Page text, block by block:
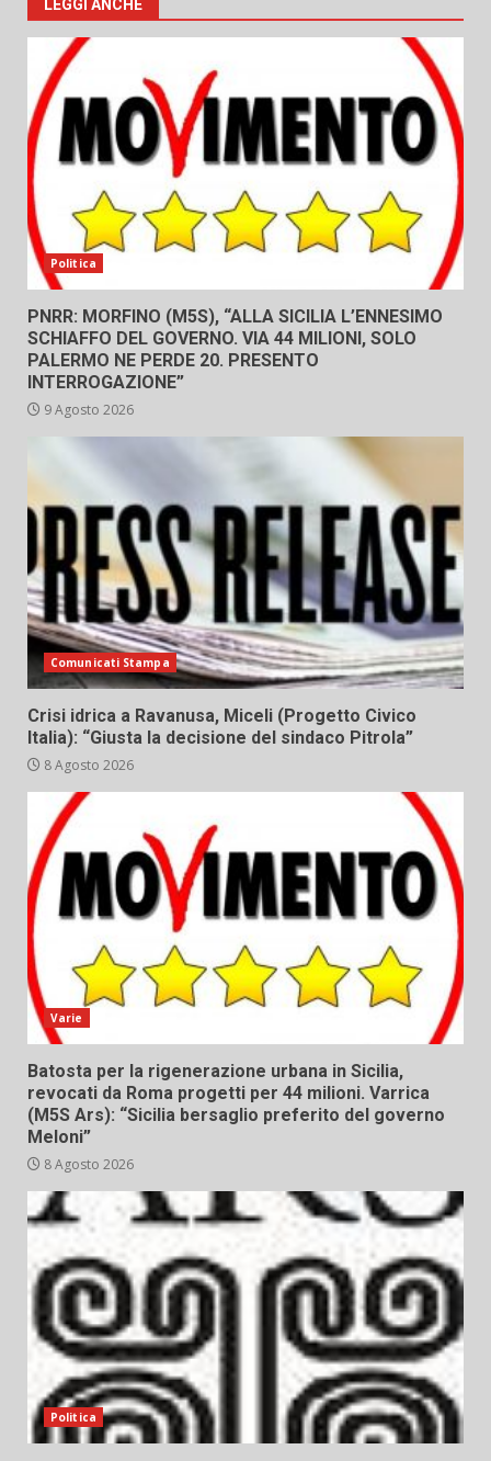
LEGGI ANCHE
Politica
PNRR: MORFINO (M5S), “ALLA SICILIA L’ENNESIMO
SCHIAFFO DEL GOVERNO. VIA 44 MILIONI, SOLO
PALERMO NE PERDE 20. PRESENTO
INTERROGAZIONE”
9 Agosto 2026
Comunicati Stampa
Crisi idrica a Ravanusa, Miceli (Progetto Civico
Italia): “Giusta la decisione del sindaco Pitrola”
8 Agosto 2026
Varie
Batosta per la rigenerazione urbana in Sicilia,
revocati da Roma progetti per 44 milioni. Varrica
(M5S Ars): “Sicilia bersaglio preferito del governo
Meloni”
8 Agosto 2026
Politica